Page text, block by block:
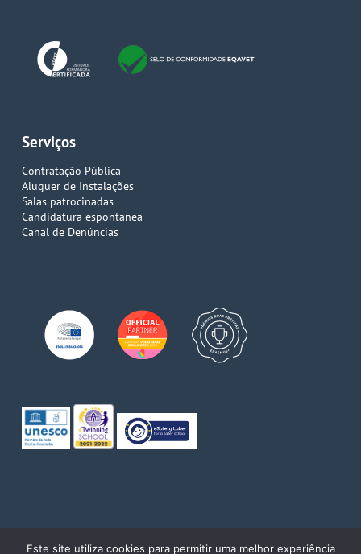
Serviços
Contratação Pública
Aluguer de Instalações
Salas patrocinadas
Candidatura espontanea
Canal de Denúncias
Este site utiliza cookies para permitir uma melhor experiência